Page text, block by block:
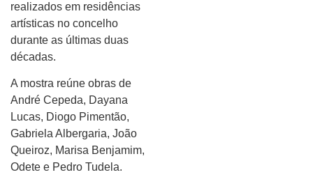
realizados em residências
artísticas no concelho
durante as últimas duas
décadas.
A mostra reúne obras de
André Cepeda, Dayana
Lucas, Diogo Pimentão,
Gabriela Albergaria, João
Queiroz, Marisa Benjamim,
Odete e Pedro Tudela.